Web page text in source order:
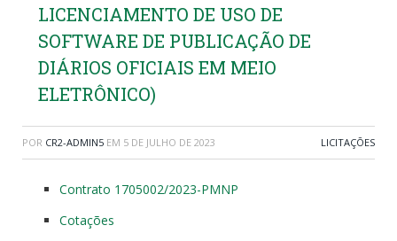
LICENCIAMENTO DE USO DE
SOFTWARE DE PUBLICAÇÃO DE
DIÁRIOS OFICIAIS EM MEIO
ELETRÔNICO)
POR CR2-ADMIN5 EM 5 DE JULHO DE 2023 LICITAÇÕES
Contrato 1705002/2023-PMNP
Cotações